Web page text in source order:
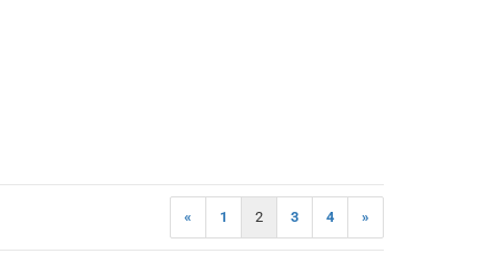
« 1 2 3 4 »